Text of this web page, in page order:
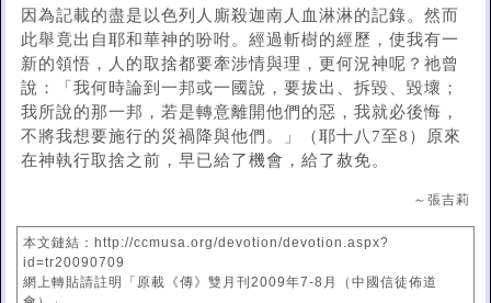
因為記載的盡是以色列人廝殺迦南人血淋淋的記錄。然而
此舉竟出自耶和華神的吩咐。經過斬樹的經歷，使我有一
新的領悟，人的取捨都要牽涉情與理，更何況神呢？祂曾
說：「我何時論到一邦或一國說，要拔出、拆毀、毀壞；
我所說的那一邦，若是轉意離開他們的惡，我就必後悔，
不將我想要施行的災禍降與他們。」（耶十八7至8）原來
在神執行取捨之前，早已給了機會，給了赦免。
～張吉莉
本文鏈結：http://ccmusa.org/devotion/devotion.aspx?
id=tr20090709
網上轉貼請註明「原載《傳》雙月刊2009年7-8月（中國信徒佈道